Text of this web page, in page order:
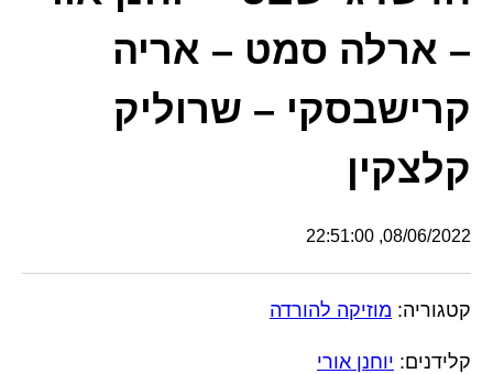
– ארלה סמט – אריה
קרישבסקי – שרוליק
קלצקין
08/06/2022, 22:51:00
קטגוריה: מוזיקה להורדה
קלידנים: יוחנן אורי